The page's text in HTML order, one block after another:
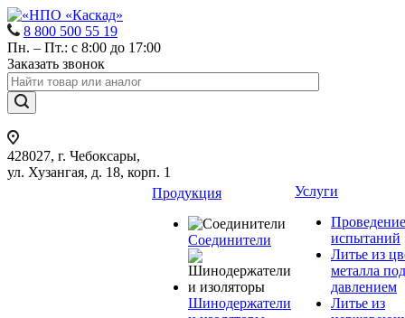
8 800 500 55 19
Пн. – Пт.: с 8:00 до 17:00
Заказать звонок
428027, г. Чебоксары,
ул. Хузангая, д. 18, корп. 1
Продукция
Соединители
Шинодержатели
Услуги
Проведение
испытаний
Литье из
металла под
давлением
Литье из